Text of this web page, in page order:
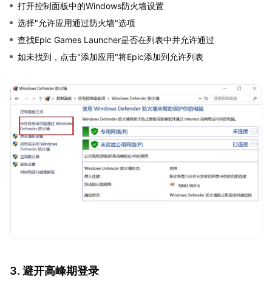
打开控制面板中的Windows防火墙设置
选择"允许应用通过防火墙"选项
查找Epic Games Launcher是否在列表中并允许通过
如未找到，点击"添加应用"将Epic添加到允许列表
3. 避开高峰期登录